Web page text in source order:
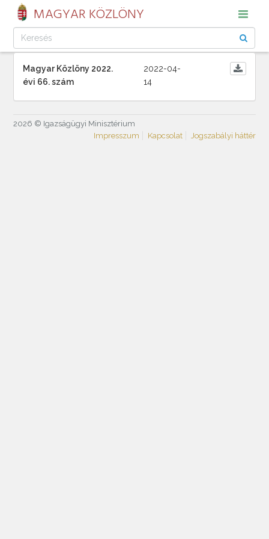
MAGYAR KÖZLÖNY
Magyar Közlöny 2022.
évi 66. szám
2022-04-
14
2026 © Igazságügyi Minisztérium
Impresszum
Kapcsolat Jogszabályi háttér